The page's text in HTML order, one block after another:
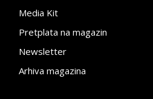
Media Kit
Pretplata na magazin
Newsletter
Arhiva magazina